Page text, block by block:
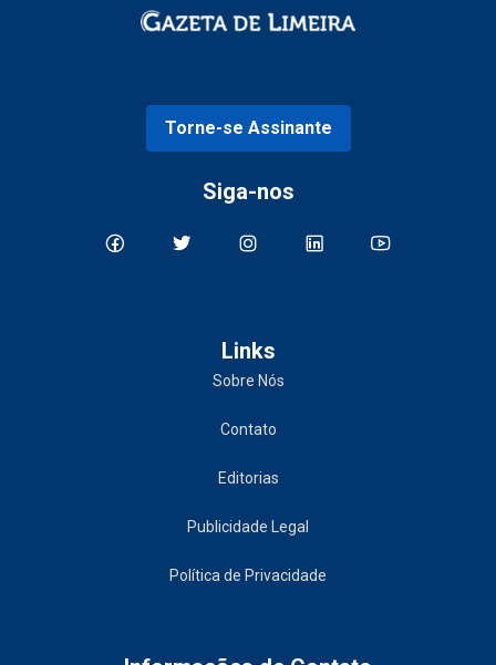
Torne-se Assinante
Siga-nos
Links
Sobre Nós
Contato
Editorias
Publicidade Legal
Política de Privacidade